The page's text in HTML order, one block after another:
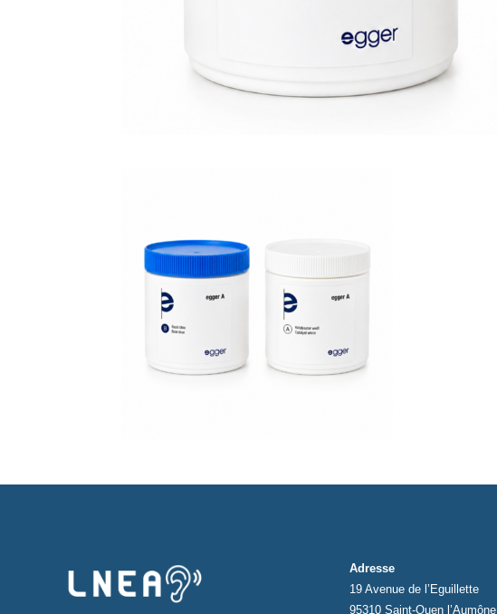
Adresse
19 Avenue de l’Eguillette
95310 Saint-Ouen l’Aumône